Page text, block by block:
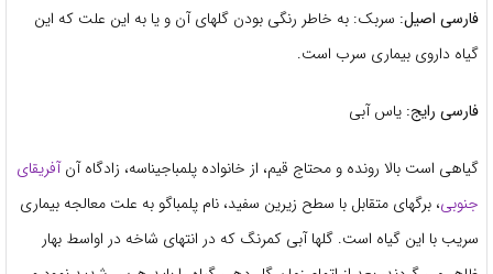
فارسی اصیل: سربک: به خاطر رنگی بودن گلهای آن و یا به این علت که این
گیاه داروی بیماری سرب است.
فارسی رایج: یاس آبی
گیاهی است بالا رونده و محتاج قیم، از خانواده پلمباجیناسه، زادگاه آنآفریقای
جنوبی، برگهای متقابل با سطح زیرین سفید، نام پلمباگو به علت معالجه بیماری
سریب با این گیاه است. گلها آبی کمرنگ که در انتهای شاخه در اواسط بهار